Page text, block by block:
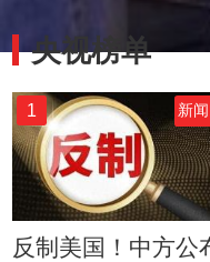
央视榜单
1 新
反制美国！中方公